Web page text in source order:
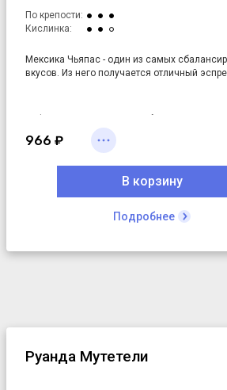
По крепости:
Кислинка:
Мексика Чьяпас - один из самых
вкусов. Из него получается отличный
966 ₽
В корзину
Подробнее
Руанда Мутетели